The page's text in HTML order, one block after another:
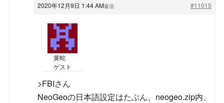
2020年12月9日 1:44 AM #11015
返信
黄蛇
ゲスト
>FBIさん
NeoGeoの日本語設定はたぶん、neogeo.zip内、